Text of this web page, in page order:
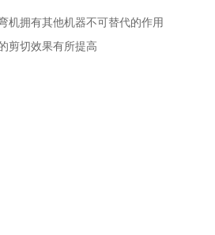
机拥有其他机器不可替代的作用
剪切效果有所提高